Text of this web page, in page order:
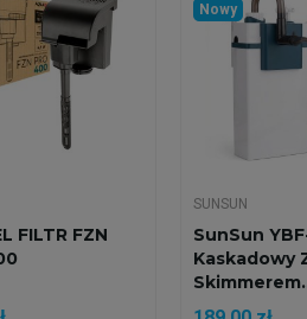
FILTR FZN
Nowy
SUNSUN
SunSun
Kaskadowy